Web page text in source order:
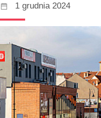
1 grudnia 2024